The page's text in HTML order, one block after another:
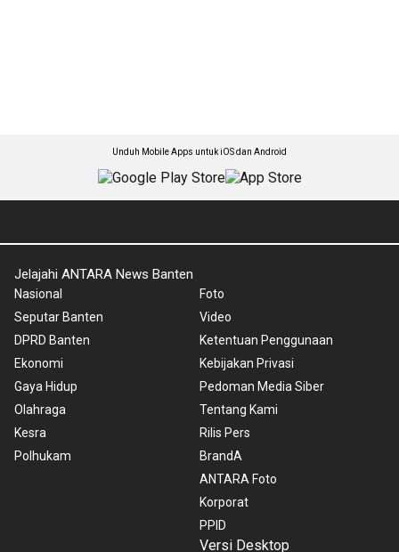
Unduh Mobile Apps untuk iOS dan Android
Jelajahi ANTARA News Banten
Nasional
Seputar Banten
DPRD Banten
Ekonomi
Gaya Hidup
Olahraga
Kesra
Polhukam
Foto
Video
Ketentuan Penggunaan
Kebijakan Privasi
Pedoman Media Siber
Tentang Kami
Rilis Pers
BrandA
ANTARA Foto
Korporat
PPID
Versi Desktop